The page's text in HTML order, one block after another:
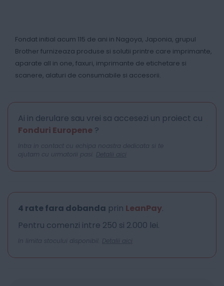
Fondat initial acum 115 de ani in Nagoya, Japonia, grupul
Brother furnizeaza produse si solutii printre care imprimante,
aparate all in one, faxuri, imprimante de etichetare si
scanere, alaturi de consumabile si accesorii.
Ai in derulare sau vrei sa accesezi un proiect cu
Fonduri Europene ?
Intra in contact cu echipa noastra dedicata si te
ajutam cu urmatorii pasi. Detalii aici
4 rate fara dobanda prin LeanPay.
Pentru comenzi intre 250 si 2.000 lei.
In limita stocului disponibil. Detalii aici